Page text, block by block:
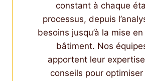
constant à chaque
processus, depuis
besoins jusqu’à la mise
bâtiment. Nos
apportent leur
conseils pour optimiser